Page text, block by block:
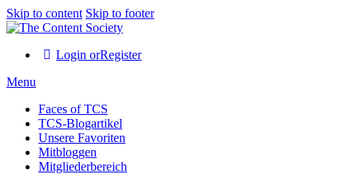
Skip to content Skip to footer
Login orRegister
Menu
Faces of TCS
TCS-Blogartikel
Unsere Favoriten
Mitbloggen
Mitgliederbereich